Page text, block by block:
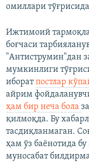
омиллари
Ижтимоий
боғчаси
"Антиструмин"дан
мумкинлиги
иборатпостлар
айрим
ҳам бир неча бола
қилмоқда. Бу
тасдиқланмаган.
ҳам ўз баёнотида
муносабат